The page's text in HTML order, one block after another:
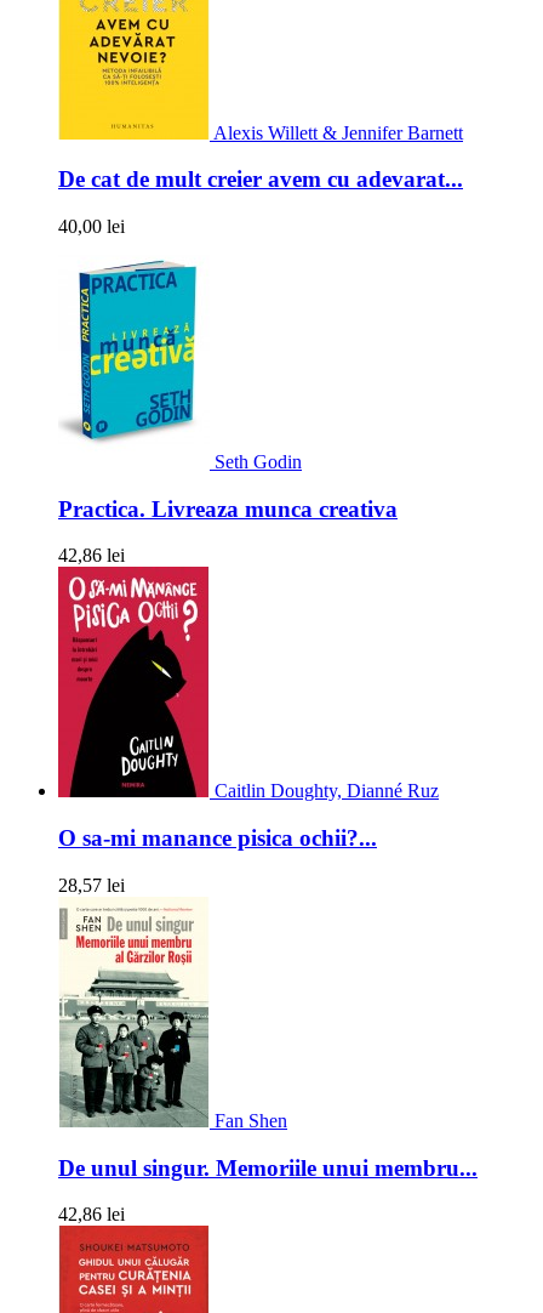
Alexis Willett & Jennifer Barnett
De cat de mult creier avem cu adevarat...
40,00 lei
Seth Godin
Practica. Livreaza munca creativa
42,86 lei
Caitlin Doughty, Dianné Ruz
O sa-mi manance pisica ochii?...
28,57 lei
Fan Shen
De unul singur. Memoriile unui membru...
42,86 lei